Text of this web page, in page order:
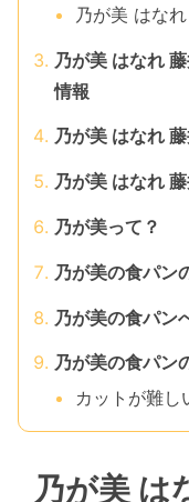
乃が美 はな
乃が美 はなれ
情報
乃が美 はなれ
乃が美 はなれ
乃が美って？
乃が美の食パン
乃が美の食パン
乃が美の食パン
カットが難し
乃が美 は